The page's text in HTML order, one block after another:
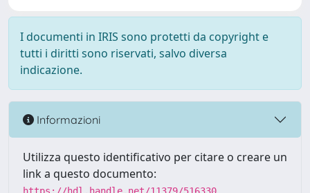
I documenti in IRIS sono protetti da copyright e
tutti i diritti sono riservati, salvo diversa
indicazione.
Informazioni
Utilizza questo identificativo per citare o creare un
link a questo documento: